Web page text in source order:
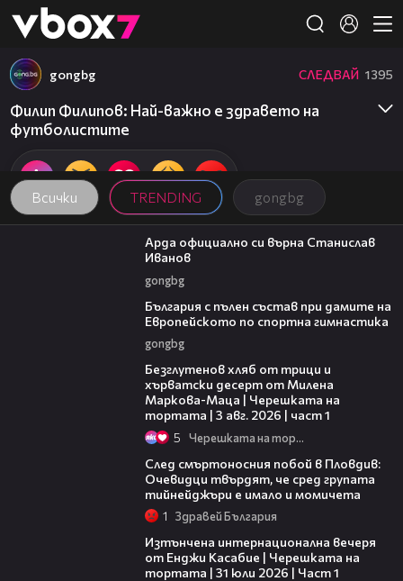
👾
Всички TRENDING gongbg
gongbg СЛЕДВАЙ 1395
Филип Филипов: Най-важно е здравето на
футболистите
00:19
Арда официално си върна Станислав
Иванов
gongbg
България с пълен състав при дамите на
Европейското по спортна гимнастика
gongbg
Безглутенов хляб от трици и
хърватски десерт от Милена
Маркова-Маца | Черешката на
тортата | 3 авг. 2026 | част 1
5 Черешката на тортата
След смъртоносния побой в Пловдив:
Очевидци твърдят, че сред групата
тийнейджъри е имало и момичета
1 Здравей България
Изтънчена интернационална вечеря
от Енджи Касабие | Черешката на
тортата | 31 юли 2026 | Част 1